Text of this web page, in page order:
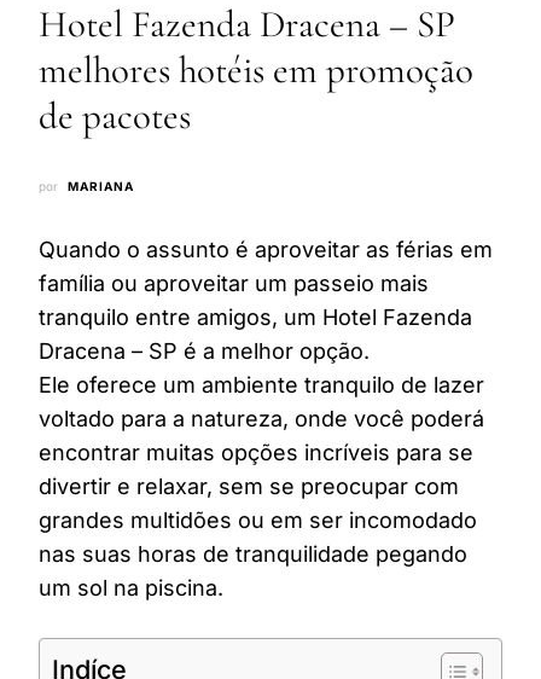
Hotel Fazenda Dracena – SP
melhores hotéis em promoção
de pacotes
por MARIANA
Quando o assunto é aproveitar as férias em
família ou aproveitar um passeio mais
tranquilo entre amigos, um Hotel Fazenda
Dracena – SP é a melhor opção.
Ele oferece um ambiente tranquilo de lazer
voltado para a natureza, onde você poderá
encontrar muitas opções incríveis para se
divertir e relaxar, sem se preocupar com
grandes multidões ou em ser incomodado
nas suas horas de tranquilidade pegando
um sol na piscina.
Indíce